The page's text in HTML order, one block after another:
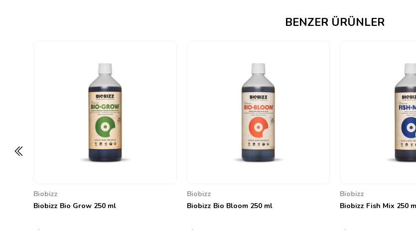
BENZER ÜRÜNLER
Biobizz
Biobizz Bio Grow 250 ml
Biobizz
Biobizz Bio Bloom 250 ml
Biobizz
Biobizz Fish Mix 250